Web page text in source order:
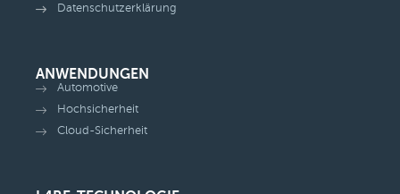
Datenschutzerklärung
ANWENDUNGEN
Automotive
Hochsicherheit
Cloud-Sicherheit